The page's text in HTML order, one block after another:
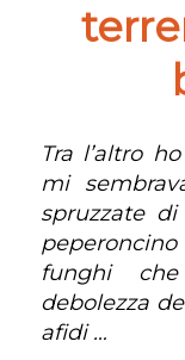
Tra l’altro
mi
spruzzate
funghi
debolezza
afidi …